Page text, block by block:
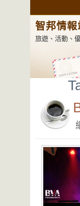
智邦情報
旅遊、活動、